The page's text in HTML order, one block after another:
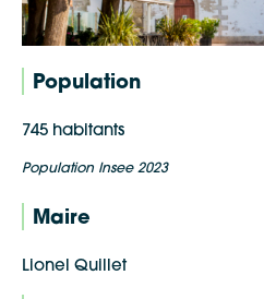
Population
745 habitants
Population Insee 2023
Maire
Lionel Quillet